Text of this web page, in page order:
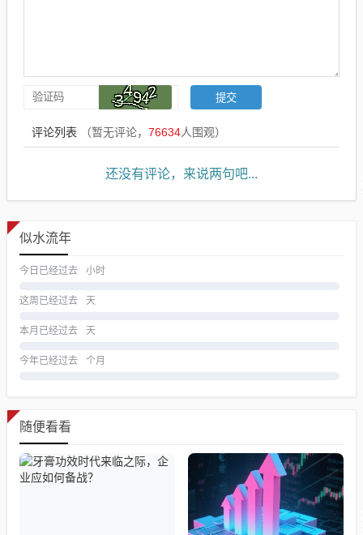
评论列表 （暂无评论， 76634人围观）
还没有评论，来说两句吧...
似水流年
今日已经过去 小时
这周已经过去 天
本月已经过去 天
今年已经过去 个月
随便看看